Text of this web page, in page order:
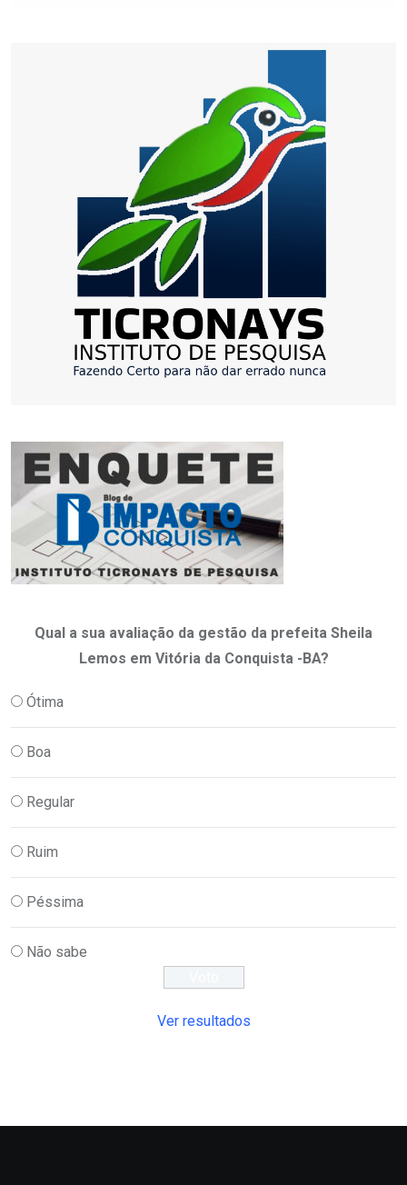
Qual a sua avaliação da gestão da prefeita Sheila
Lemos em Vitória da Conquista -BA?
Ótima
Boa
Regular
Ruim
Péssima
Não sabe
Ver resultados